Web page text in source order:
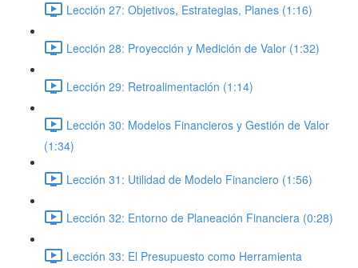
Lección 27: Objetivos, Estrategias, Planes (1:16)
Lección 28: Proyección y Medición de Valor (1:32)
Lección 29: Retroalimentación (1:14)
Lección 30: Modelos Financieros y Gestión de Valor
(1:34)
Lección 31: Utilidad de Modelo Financiero (1:56)
Lección 32: Entorno de Planeación Financiera (0:28)
Lección 33: El Presupuesto como Herramienta